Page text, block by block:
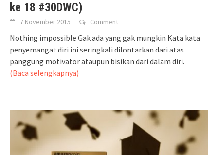
ke 18 #30DWC)
7 November 2015 Comment
Nothing impossible Gak ada yang gak mungkin Kata kata
penyemangat diri ini seringkali dilontarkan dari atas
panggung motivator ataupun bisikan dari dalam diri.
(Baca selengkapnya)